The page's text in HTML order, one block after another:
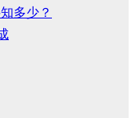
多少？